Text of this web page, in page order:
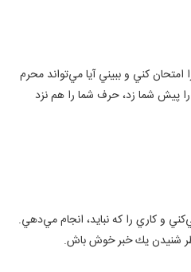
كني و ببيني آيا مي‌تواند محرم
پيش شما زد، حرف شما را هم نزد
و كاري را كه نبايد، انجام مي‌دهي.
شنيدن يك خبر خوش باش.